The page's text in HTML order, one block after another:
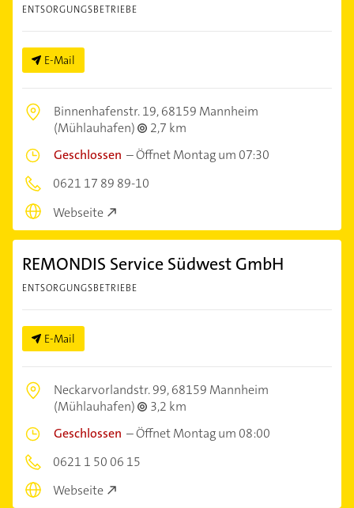
ENTSORGUNGSBETRIEBE
E-Mail
Binnenhafenstr. 19,68159 Mannheim
(Mühlauhafen)
2,7 km
Geschlossen –Öffnet Montag um 07:30
0621 17 89 89-10
Webseite
REMONDIS Service Südwest GmbH
ENTSORGUNGSBETRIEBE
E-Mail
Neckarvorlandstr. 99,68159 Mannheim
(Mühlauhafen)
3,2 km
Geschlossen –Öffnet Montag um 08:00
0621 1 50 06 15
Webseite